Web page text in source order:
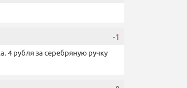
-1
рубля за серебряную ручку